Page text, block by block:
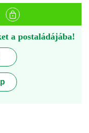
a postaládájába!